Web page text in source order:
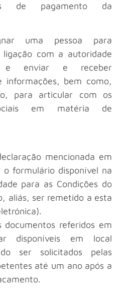
de pagamento da
uma pessoa para
ligação com a autoridade
e enviar e receber
informações, bem como,
para articular com os
em matéria de
mencionada em
o formulário disponível na
para as Condições do
aliás, ser remetido a esta
referidos em
disponíveis em local
ser solicitados pelas
até um ano após a